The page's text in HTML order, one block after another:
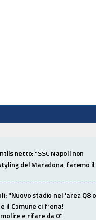
netto: "SSC Napoli non
del Maradona, faremo il
"Nuovo stadio nell'area Q8 o
il Comune ci frena!
e rifare da 0"